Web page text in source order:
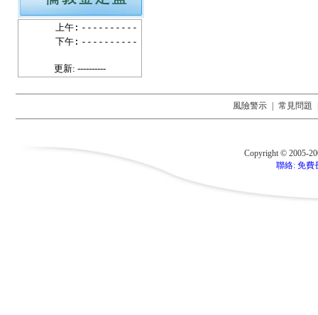
上午: ----------
下午: ----------
更新: ----------
風險警示 常見問題
Copyright © 2005-
聯絡: 免費